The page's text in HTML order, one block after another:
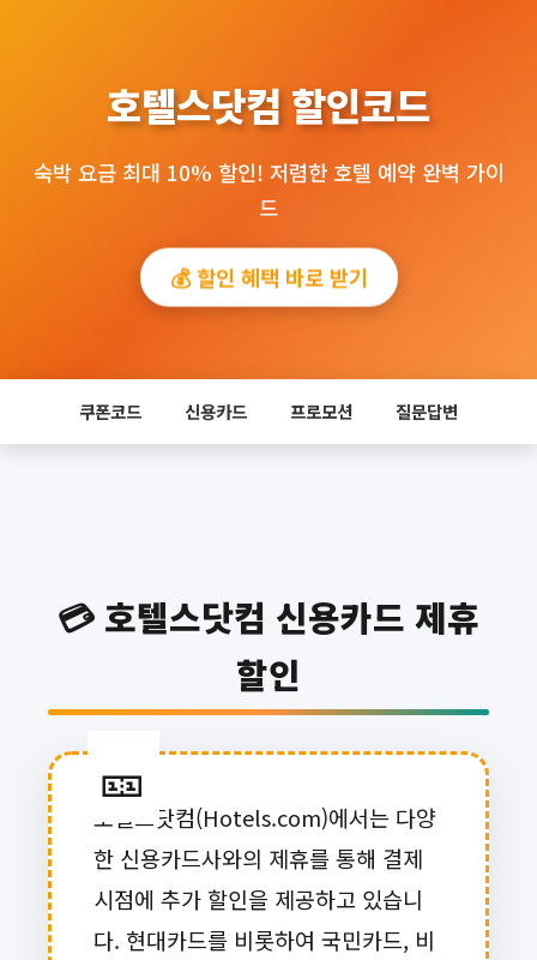
호텔스닷컴 할인코드
숙박 요금 최대 10% 할인! 저렴한 호텔 예약 완벽 가이
드
💰 할인 혜택 바로 받기
쿠폰코드 신용카드 프로모션 질문답변
💳 호텔스닷컴 신용카드 제휴
할인
호텔스닷컴(Hotels.com)에서는 다양
한 신용카드사와의 제휴를 통해 결제
시점에 추가 할인을 제공하고 있습니
다. 현대카드를 비롯하여 국민카드, 비